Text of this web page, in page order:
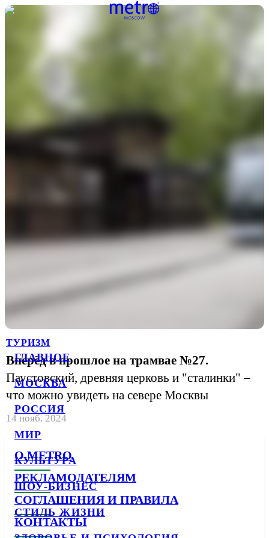
ГЛАВНОЕ
МОСКВА
РОССИЯ
МИР
КУЛЬТУРА
ШОУ-БИЗНЕС
СТИЛЬ ЖИЗНИ
ТУРИЗМ
Вперёд в прошлое на трамвае №27.
Паустовский, древняя церковь и "сталинки" –
что можно увидеть на севере Москвы
14 нояб. 2024
О METRO
РЕКЛАМОДАТЕЛЯМ
СОГЛАШЕНИЯ И ПРАВИЛА
КОНТАКТЫ